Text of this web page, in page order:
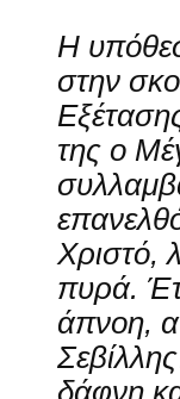
Η
στην
της ο
Χριστό,
πυρά.
άπνοη,
δάφνη